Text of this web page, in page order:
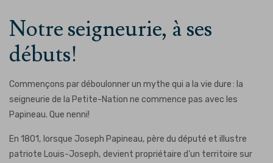
Notre seigneurie, à ses
débuts!
Commençons par déboulonner un mythe qui a la vie dure : la
seigneurie de la Petite-Nation ne commence pas avec les
Papineau. Que nenni!
En 1801, lorsque Joseph Papineau, père du député et illustre
patriote Louis-Joseph, devient propriétaire d’un territoire sur